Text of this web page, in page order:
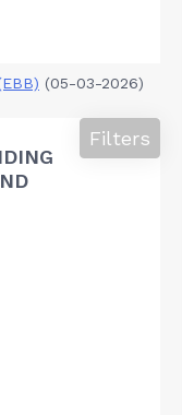
(05-03-2026)
Filters